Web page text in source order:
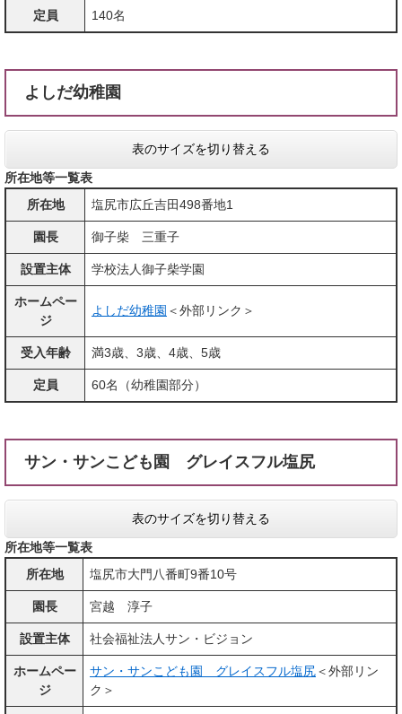
定員 140名
よしだ幼稚園
表のサイズを切り替える
所在地等一覧表
所在地
塩尻市広丘吉田498番地1
園長 御子柴 三重子
設置主体 学校法人御子柴学園
ホームペー
ジ
よしだ幼稚園 ＜外部リンク＞
受入年齢 満3歳、3歳、4歳、5歳
定員 60名（幼稚園部分）
サン・サンこども園 グレイスフル塩尻
表のサイズを切り替える
所在地等一覧表
所在地
塩尻市大門八番町9番10号
園長 宮越 淳子
設置主体 社会福祉法人サン・ビジョン
ホームペー
ジ
サン・サンこども園 グレイスフル塩尻＜外部リン
ク＞